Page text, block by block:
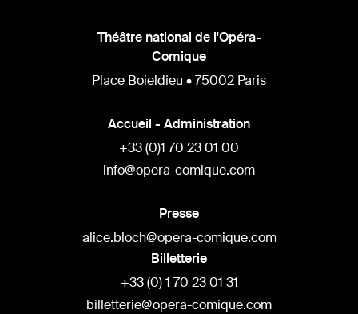
Théâtre national de l'Opéra-
Comique
Place Boieldieu • 75002 Paris
Accueil - Administration
+33 (0)1 70 23 01 00
info@opera-comique.com
Presse
alice.bloch@opera-comique.com
Billetterie
+33 (0) 1 70 23 01 31
billetterie@opera-comique.com